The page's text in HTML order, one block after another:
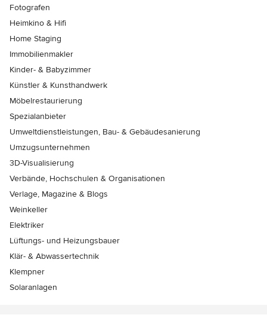
Fotografen
Heimkino & Hifi
Home Staging
Immobilienmakler
Kinder- & Babyzimmer
Künstler & Kunsthandwerk
Möbelrestaurierung
Spezialanbieter
Umweltdienstleistungen, Bau- & Gebäudesanierung
Umzugsunternehmen
3D-Visualisierung
Verbände, Hochschulen & Organisationen
Verlage, Magazine & Blogs
Weinkeller
Elektriker
Lüftungs- und Heizungsbauer
Klär- & Abwassertechnik
Klempner
Solaranlagen